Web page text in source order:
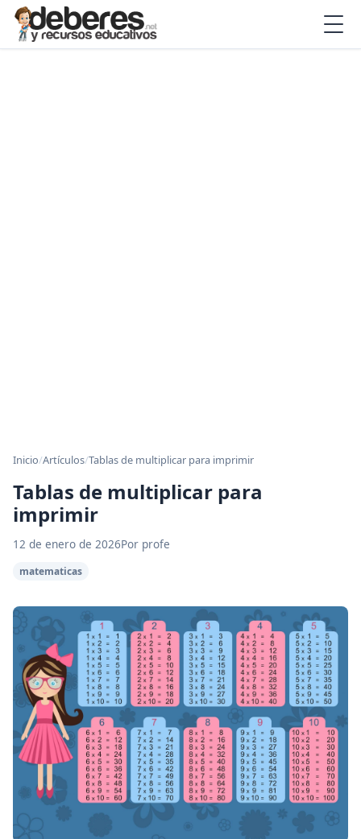
Inicio/Artículos/Tablas de multiplicar para imprimir
Tablas de multiplicar para
imprimir
12 de enero de 2026Por profe
matematicas